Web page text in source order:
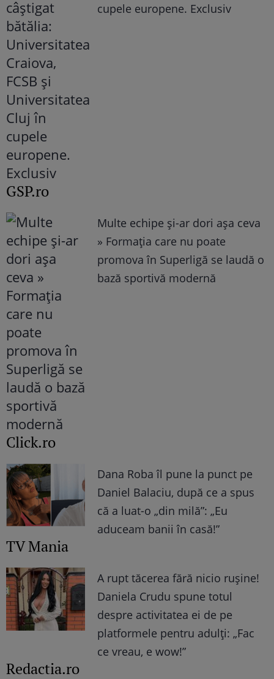
cupele europene. Exclusiv
GSP.ro
Multe echipe și-ar dori așa ceva
» Formația care nu poate
promova în Superligă se laudă o
bază sportivă modernă
Click.ro
Dana Roba îl pune la punct pe
Daniel Balaciu, după ce a spus
că a luat-o „din milă”: „Eu
aduceam banii în casă!”
TV Mania
A rupt tăcerea fără nicio rușine!
Daniela Crudu spune totul
despre activitatea ei de pe
platformele pentru adulți: „Fac
ce vreau, e wow!”
Redactia.ro